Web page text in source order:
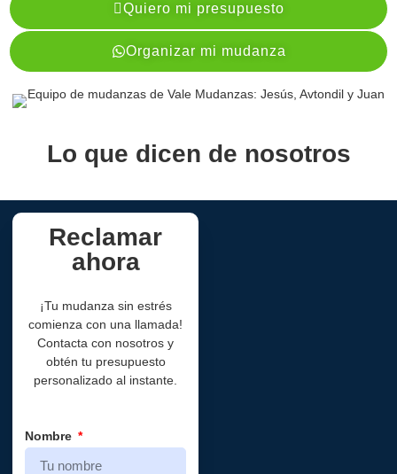
Quiero mi presupuesto
Organizar mi mudanza
Lo que dicen de nosotros
Reclamar
ahora
¡Tu mudanza sin estrés
comienza con una llamada!
Contacta con nosotros y
obtén tu presupuesto
personalizado al instante.
Nombre